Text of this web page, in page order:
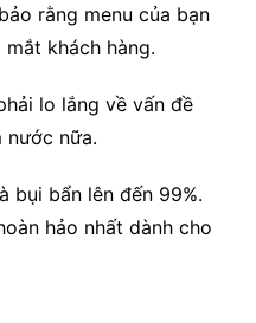
rằng menu của bạn
khách hàng.
lo lắng về vấn đề
nước nữa.
bụi bẩn lên đến 99%.
hảo nhất dành cho